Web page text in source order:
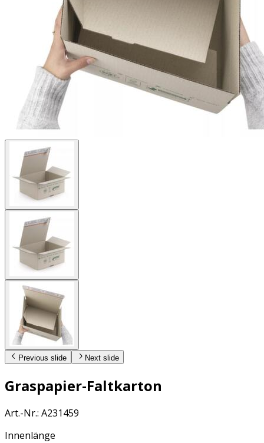
Previous slide Next slide
Graspapier-Faltkarton
Art.-Nr.: A231459
Innenlänge